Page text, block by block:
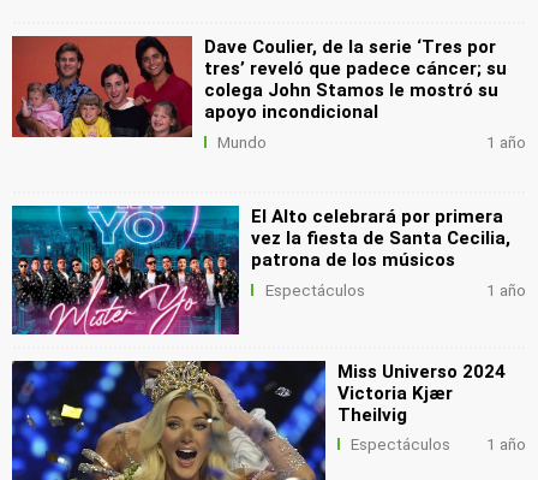
Dave Coulier, de la serie ‘Tres por
tres’ reveló que padece cáncer; su
colega John Stamos le mostró su
apoyo incondicional
Mundo 1 año
El Alto celebrará por primera
vez la fiesta de Santa Cecilia,
patrona de los músicos
Espectáculos 1 año
Miss Universo 2024
Victoria Kjær
Theilvig
Espectáculos 1 año